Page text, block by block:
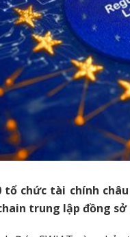
tổ chức tài chính
trung lập đồng